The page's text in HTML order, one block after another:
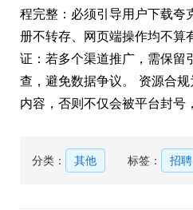
程完整：必须引导用户下载夸
册不转存、网页端操作均不算
证：若多个渠道推广，需保留
查，避免数据争议。 资源合
内容，否则不仅会被平台封号
分类： 其他 标签： 招聘